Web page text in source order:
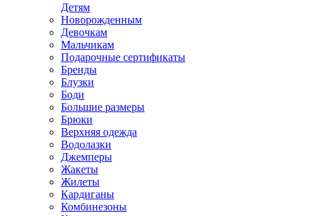
Детям
Новорожденным
Девочкам
Мальчикам
Подарочные сертификаты
Бренды
Блузки
Боди
Большие размеры
Брюки
Верхняя одежда
Водолазки
Джемперы
Жакеты
Жилеты
Кардиганы
Комбинезоны